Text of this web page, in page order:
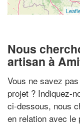
Nous
artisan à
Vous ne savez
projet ? Indiquez-
ci-dessous, nous
en relation avec le